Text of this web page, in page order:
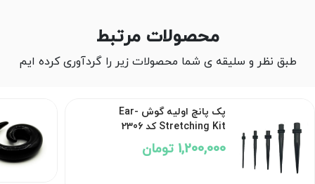
محصولات مرتبط
طبق نظر و سلیقه ی شما محصولات زیر را گردآوری کرده ایم
پک پانچ اولیه گوش Ear-
Stretching Kit کد 2306
1,200,000 تومان